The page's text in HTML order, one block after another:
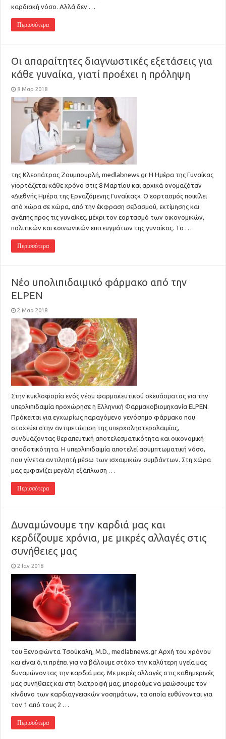
καρδιακή νόσο. Αλλά δεν …
Περισσότερα
Οι απαραίτητες διαγνωστικές εξετάσεις για
κάθε γυναίκα, γιατί προέχει η πρόληψη
8 Μαρ 2018
της Κλεοπάτρας Ζουμπουρλή, medlabnews.gr Η Ημέρα της Γυναίκας
γιορτάζεται κάθε χρόνο στις 8 Μαρτίου και αρχικά ονομαζόταν
«Διεθνής Ημέρα της Εργαζόμενης Γυναίκας». Ο εορτασμός ποικίλει
από χώρα σε χώρα, από την έκφραση σεβασμού, εκτίμησης και
αγάπης προς τις γυναίκες, μέχρι τον εορτασμό των οικονομικών,
πολιτικών και κοινωνικών επιτευγμάτων της γυναίκας. Το …
Περισσότερα
Νέο υπολιπιδαιμικό φάρμακο από την
ELPEN
2 Μαρ 2018
Στην κυκλοφορία ενός νέου φαρμακευτικού σκευάσματος για την
υπερλιπιδαιμία προχώρησε η Ελληνική Φαρμακοβιομηχανία ELPEN.
Πρόκειται για εγχωρίως παραγόμενο γενόσημο φάρμακο που
στοχεύει στην αντιμετώπιση της υπερχοληστερολαιμίας,
συνδυάζοντας θεραπευτική αποτελεσματικότητα και οικονομική
αποδοτικότητα. Η υπερλιπιδαιμία αποτελεί ασυμπτωματική νόσο,
που γίνεται αντιληπτή μέσω των ισχαιμικών συμβάντων. Στη χώρα
μας εμφανίζει μεγάλη εξάπλωση …
Περισσότερα
Δυναμώνουμε την καρδιά μας και
κερδίζουμε χρόνια, με μικρές αλλαγές στις
συνήθειες μας
2 Ιαν 2018
του Ξενοφώντα Τσούκαλη, Μ.D., medlabnews.gr Αρχή του χρόνου
και είναι ό,τι πρέπει για να βάλουμε στόχο την καλύτερη υγεία μας
δυναμώνοντας την καρδιά μας. Με μικρές αλλαγές στις καθημερινές
μας συνήθειες και στη διατροφή μας, μπορούμε να μειώσουμε τον
κίνδυνο των καρδιαγγειακών νοσημάτων, τα οποία ευθύνονται για
τον 1 από τους 2 …
Περισσότερα